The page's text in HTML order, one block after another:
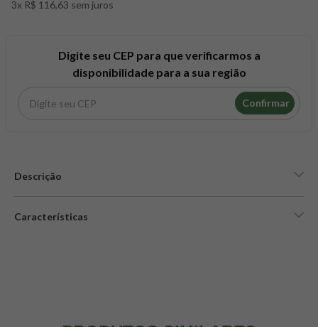
3x R$ 116,63 sem juros
Digite seu CEP para que verificarmos a
disponibilidade para a sua região
Confirmar
Descrição
Características
8º snack proteico mundo verde
creatina mundo verde